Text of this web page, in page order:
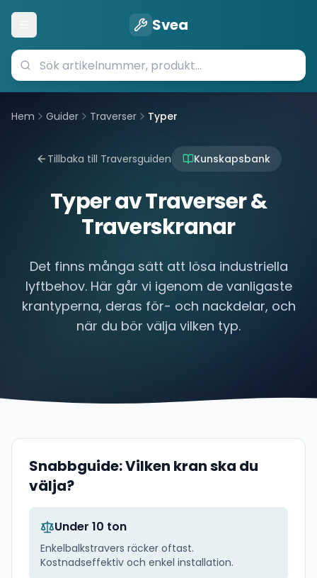
Öppna meny Svea
Hem Guider Traverser Typer
Tillbaka till Traversguiden Kunskapsbank
Typer av Traverser &
Traverskranar
Det finns många sätt att lösa industriella
lyftbehov. Här går vi igenom de vanligaste
krantyperna, deras för- och nackdelar, och
när du bör välja vilken typ.
Snabbguide: Vilken kran ska du
välja?
Under 10 ton
Enkelbalkstravers räcker oftast.
Kostnadseffektiv och enkel installation.